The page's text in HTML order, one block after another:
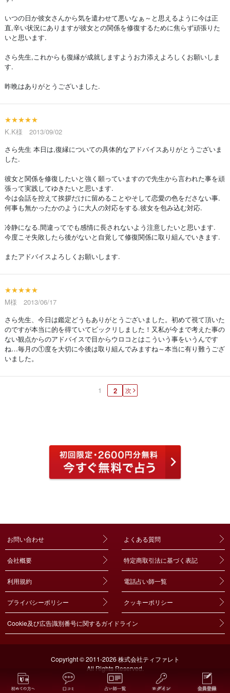
いつの日か彼女さんから気を遣わせて悪いなぁ～と思えるように今は正
直,辛い状況にありますが彼女との関係を修復するために焦らず頑張りた
いと思います.
さら先生,これからも復縁が成就しますようお力添えよろしくお願いしま
す.
昨晩はありがとうございました.
★★★★★
K.K様 2013/09/02
さら先生 本日は,復縁についての具体的なアドバイスありがとうございま
した.
彼女と関係を修復したいと強く願っていますので先生から言われた事を頑
張って実践してゆきたいと思います.
今は会話を控えて挨拶だけに留めることやそして恋愛の色をださない事.
何事も無かったかのように大人の対応をする.彼女を包み込む対応.
冷静になる.間違ってでも感情に長されないよう注意したいと思います.
今度こそ失敗したら後がないと自覚して修復関係に取り組んでいきます.
またアドバイスよろしくお願いします.
★★★★★
M様 2013/06/17
さら先生、今日は鑑定どうもありがとうございました。初めて視て頂いた
のですが本当に的を得ていてビックリしました！又私が今まで考えた事の
ない観点からのアドバイスで目からウロコとはこういう事をいうんです
ね…毎月の①度を大切に今後は取り組んでみますね～本当に有り難うござ
いました。
1 2 次
お問い合わせ よくある質問
会社概要 特定商取引法に基づく表記
利用規約 電話占い師一覧
プライバシーポリシー クッキーポリシー
Cookie及び広告識別番号に関するガイドライン
Copyright © 2011-2026 株式会社ティファレト
All Rights Reserved.